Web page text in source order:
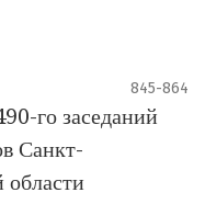
845-864
го заседаний
Санкт-
области